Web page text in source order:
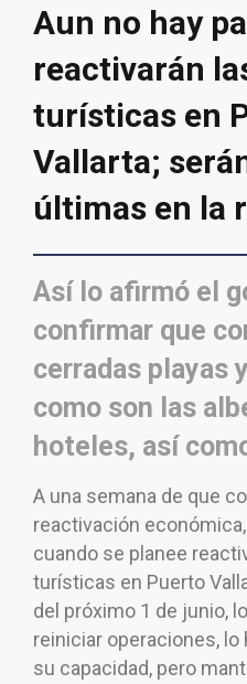
Aun no hay
reactivarán
turísticas en
Vallarta;
últimas en la
Así lo afirmó el
confirmar que
cerradas playas
como son las
hoteles, así
A una semana de que
reactivación
cuando se planee
turísticas en Puerto
del próximo 1 de junio,
reiniciar operaciones, lo
su capacidad, pero